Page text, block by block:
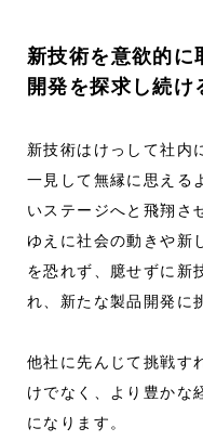
新技術を意欲的に
開発を探求し続け
新技術はけっして社内
一見して無縁に思える
いステージへと飛翔さ
ゆえに社会の動きや新
を恐れず、臆せずに新
れ、新たな製品開発に
他社に先んじて挑戦す
けでなく、より豊かな
になります。